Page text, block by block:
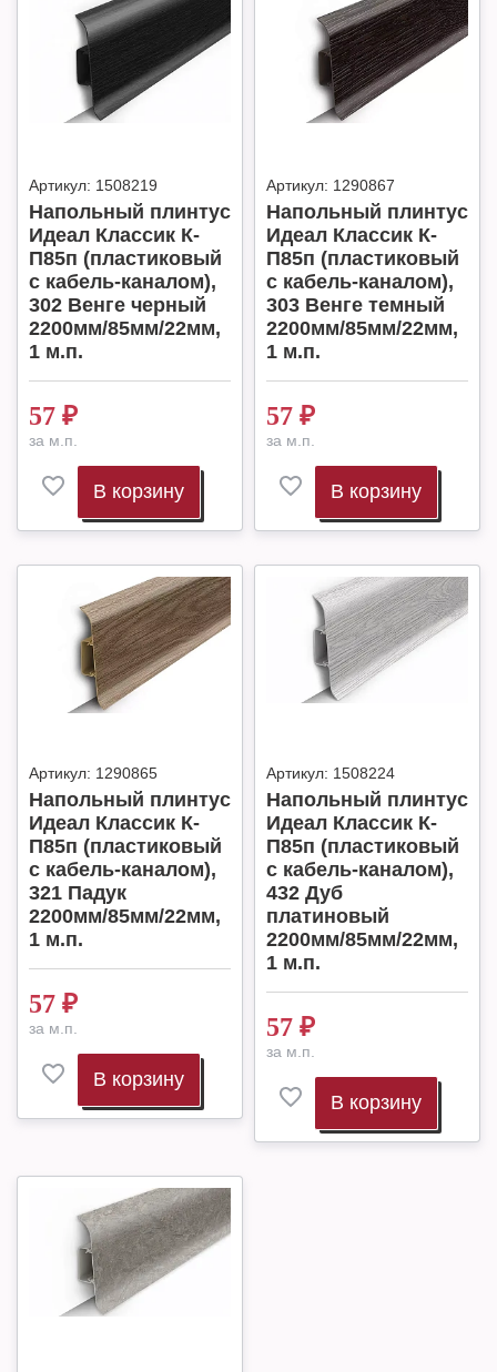
Артикул: 1508219
Напольный плинтус
Идеал Классик К-
П85п (пластиковый
с кабель-каналом),
302 Венге черный
2200мм/85мм/22мм,
1 м.п.
57 ₽
за м.п.
В корзину
Артикул: 1290867
Напольный плинтус
Идеал Классик К-
П85п (пластиковый
с кабель-каналом),
303 Венге темный
2200мм/85мм/22мм,
1 м.п.
57 ₽
за м.п.
В корзину
Артикул: 1290865
Напольный плинтус
Идеал Классик К-
П85п (пластиковый
с кабель-каналом),
321 Падук
2200мм/85мм/22мм,
1 м.п.
57 ₽
за м.п.
В корзину
Артикул: 1508224
Напольный плинтус
Идеал Классик К-
П85п (пластиковый
с кабель-каналом),
432 Дуб
платиновый
2200мм/85мм/22мм,
1 м.п.
57 ₽
за м.п.
В корзину